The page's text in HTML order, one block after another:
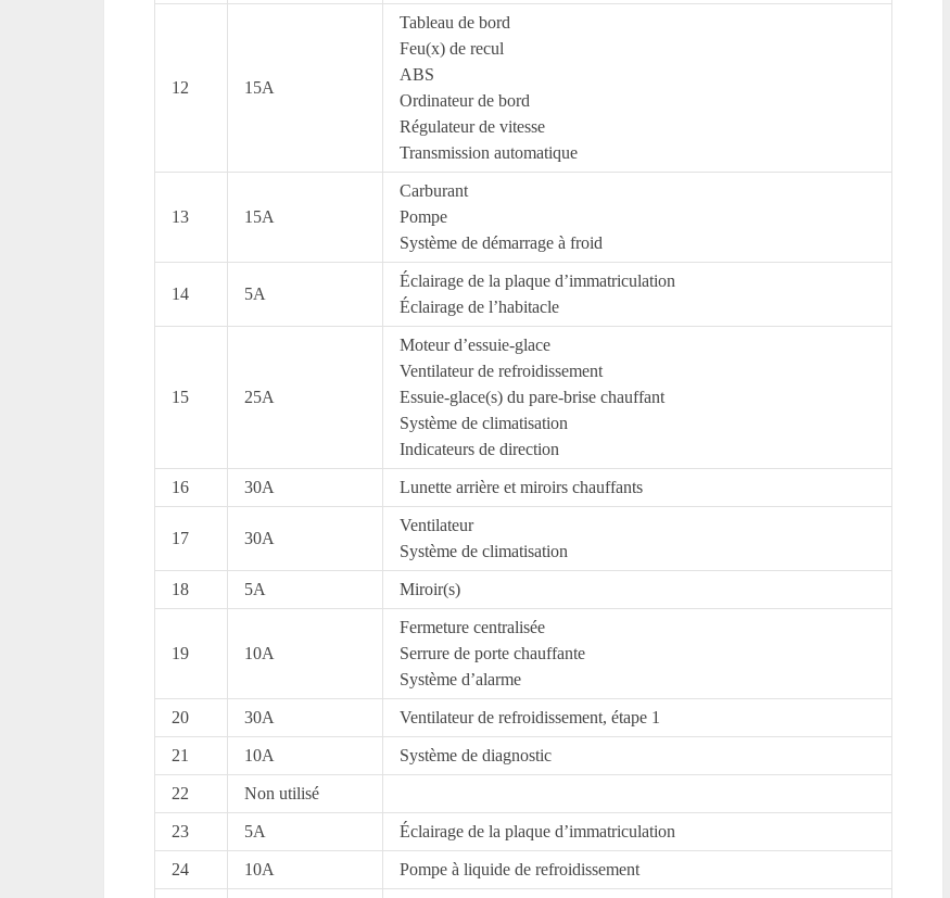
12 15A
Tableau de bord
Feu(x) de recul
ABS
Ordinateur de bord
Régulateur de vitesse
Transmission automatique
13 15A
Carburant
Pompe
Système de démarrage à froid
14 5A
Éclairage de la plaque d’immatriculation
Éclairage de l’habitacle
15 25A
Moteur d’essuie-glace
Ventilateur de refroidissement
Essuie-glace(s) du pare-brise chauffant
Système de climatisation
Indicateurs de direction
16 30A Lunette arrière et miroirs chauffants
17 30A
Ventilateur
Système de climatisation
18 5A Miroir(s)
19 10A
Fermeture centralisée
Serrure de porte chauffante
Système d’alarme
20 30A Ventilateur de refroidissement, étape 1
21 10A Système de diagnostic
22 Non utilisé
23 5A Éclairage de la plaque d’immatriculation
24 10A Pompe à liquide de refroidissement